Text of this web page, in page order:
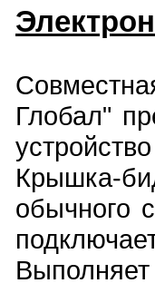
Глобал"
Крышка-
обычного